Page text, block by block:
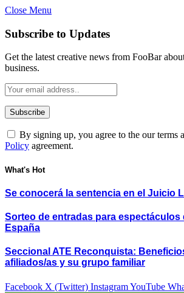
Close Menu
Subscribe to Updates
Get the latest creative news from FooBar
business.
By signing up, you agree to the our terms
Policy agreement.
What's Hot
Se conocerá la sentencia en el Juicio
Sorteo de entradas para espectáculos
España
Seccional ATE Reconquista:
afiliados/as y su grupo familiar
Facebook X (Twitter) InstagramYouTube